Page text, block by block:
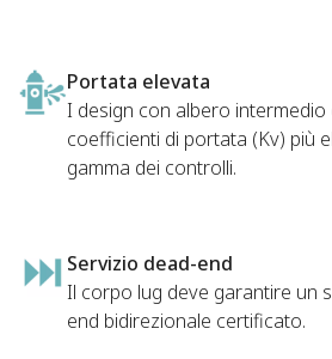
Portata elevata
I design con albero
coefficienti di portata (Kv) più
gamma dei controlli.
Servizio dead-end
Il corpo lug deve garantire un
end bidirezionale certificato.